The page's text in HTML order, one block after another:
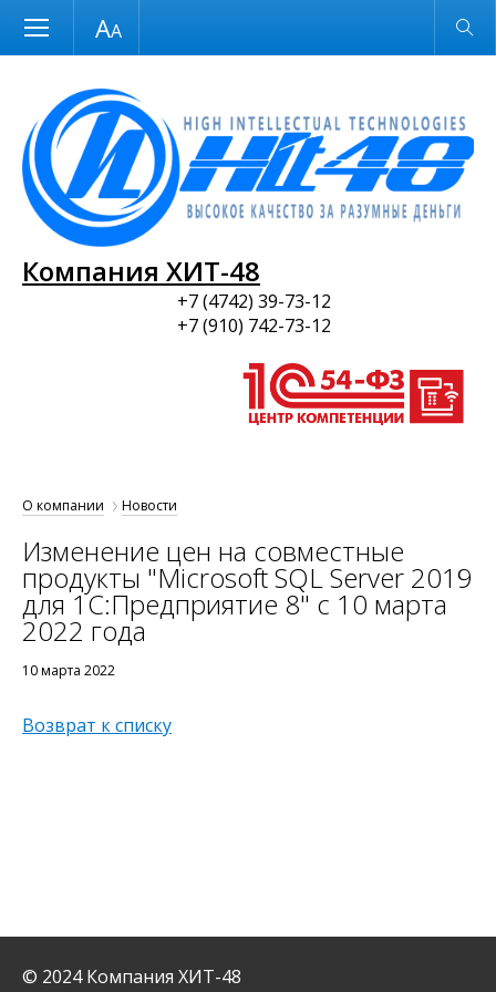
Размер шрифта Обычная версия
Компания ХИТ-48
+7 (4742) 39-73-12
+7 (910) 742-73-12
О компании Новости
Изменение цен на совместные
продукты "Microsoft SQL Server 2019
для 1С:Предприятие 8" с 10 марта
2022 года
10 марта 2022
Возврат к списку
© 2024 Компания ХИТ-48